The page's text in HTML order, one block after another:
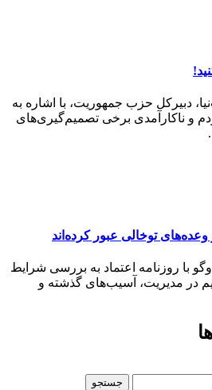
دبیرکل حزب جمهوریت، با اشاره به
و ناکارآمدی برخی تصمیم‌گیری‌های
توخالی عبور کرده‌اند
با روزنامه اعتماد به بررسی شرایط
در مدیریت، آسیب‌های گذشته و